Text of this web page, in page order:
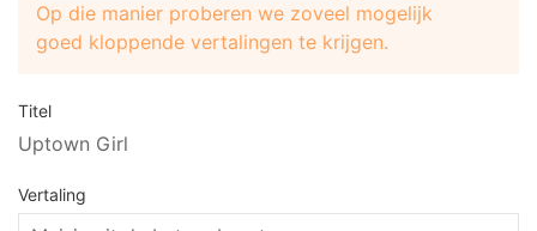
Op die manier proberen we zoveel mogelijk
goed kloppende vertalingen te krijgen.
Titel
Uptown Girl
Vertaling